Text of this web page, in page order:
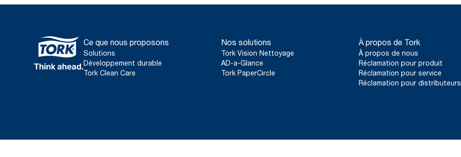
Ce que nous proposons
Solutions
Développement durable
Tork Clean Care
Nos solutions
Tork Vision Nettoyage
AD-a-Glance
Tork PaperCircle
À propos de Tork
À propos de nous
Réclamation pour produit
Réclamation pour service
Réclamation pour distributeurs